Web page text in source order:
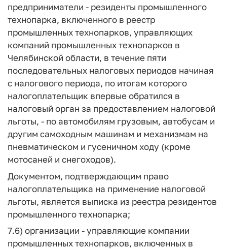
предприниматели - резиденты промышленного
технопарка, включенного в реестр
промышленных технопарков, управляющих
компаний промышленных технопарков в
Челябинской области, в течение пяти
последовательных налоговых периодов начиная
с налогового периода, по итогам которого
налогоплательщик впервые обратился в
налоговый орган за предоставлением налоговой
льготы, - по автомобилям грузовым, автобусам и
другим самоходным машинам и механизмам на
пневматическом и гусеничном ходу (кроме
мотосаней и снегоходов).
Документом, подтверждающим право
налогоплательщика на применение налоговой
льготы, является выписка из реестра резидентов
промышленного технопарка;
7.6) организации - управляющие компании
промышленных технопарков, включенных в